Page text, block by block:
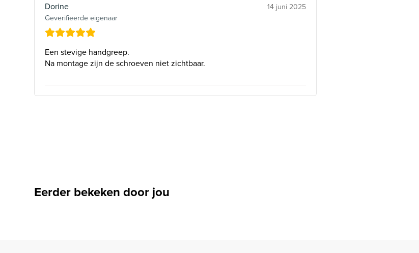
Dorine
Geverifieerde eigenaar
14 juni 2025
Een stevige handgreep.
Na montage zijn de schroeven niet zichtbaar.
Eerder bekeken door jou